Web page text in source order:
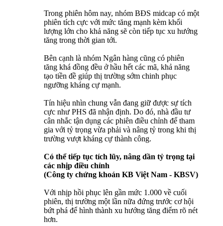
Trong phiên hôm nay, nhóm BĐS midcap có một
phiên tích cực với mức tăng mạnh kèm khối
lượng lớn cho khả năng sẽ còn tiếp tục xu hướng
tăng trong thời gian tới.
Bên cạnh là nhóm Ngân hàng cũng có phiên
tăng khá đồng đều ở hầu hết các mã, khả năng
tạo tiền đề giúp thị trường sớm chinh phục
ngưỡng kháng cự mạnh.
Tín hiệu nhìn chung vẫn đang giữ được sự tích
cực như PHS đã nhận định. Do đó, nhà đầu tư
cân nhắc tận dụng các phiên điều chỉnh để tham
gia với tỷ trọng vừa phải và nâng tỷ trong khi thị
trường vượt kháng cự thành công.
Có thể tiếp tục tích lũy, nâng dần tỷ trọng tại
các nhịp điều chỉnh
(Công ty chứng khoán KB Việt Nam - KBSV)
Với nhịp hồi phục lên gần mức 1.000 về cuối
phiên, thị trường một lần nữa đứng trước cơ hội
bứt phá để hình thành xu hướng tăng điểm rõ nét
hơn.